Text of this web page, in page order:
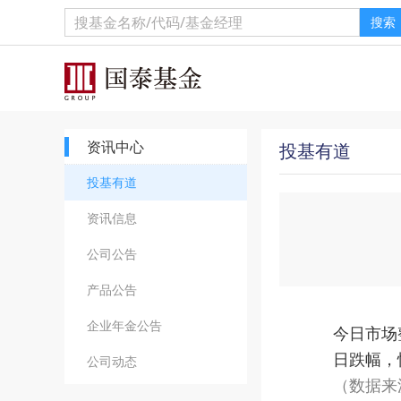
搜索
资讯中心
投基有道
资讯信息
公司公告
产品公告
企业年金公告
公司动态
投基有道
今日市
日跌幅
（数据